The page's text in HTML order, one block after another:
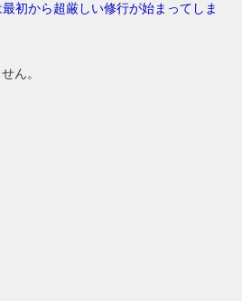
初から超厳しい修行が始まってしま
ん。